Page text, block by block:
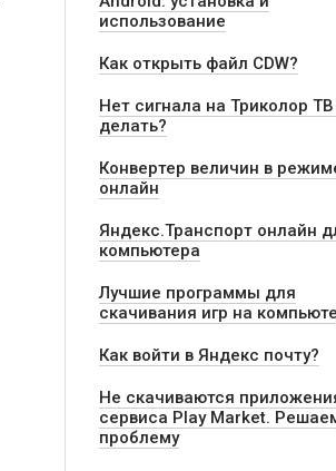
использование
Как открыть файл CDW?
Нет сигнала на Триколор
делать?
Конвертер величин в
онлайн
Яндекс.Транспорт онлайн
компьютера
Лучшие программы для
скачивания игр на
Как войти в Яндекс почту?
Не скачиваются
сервиса Play Market.
проблему